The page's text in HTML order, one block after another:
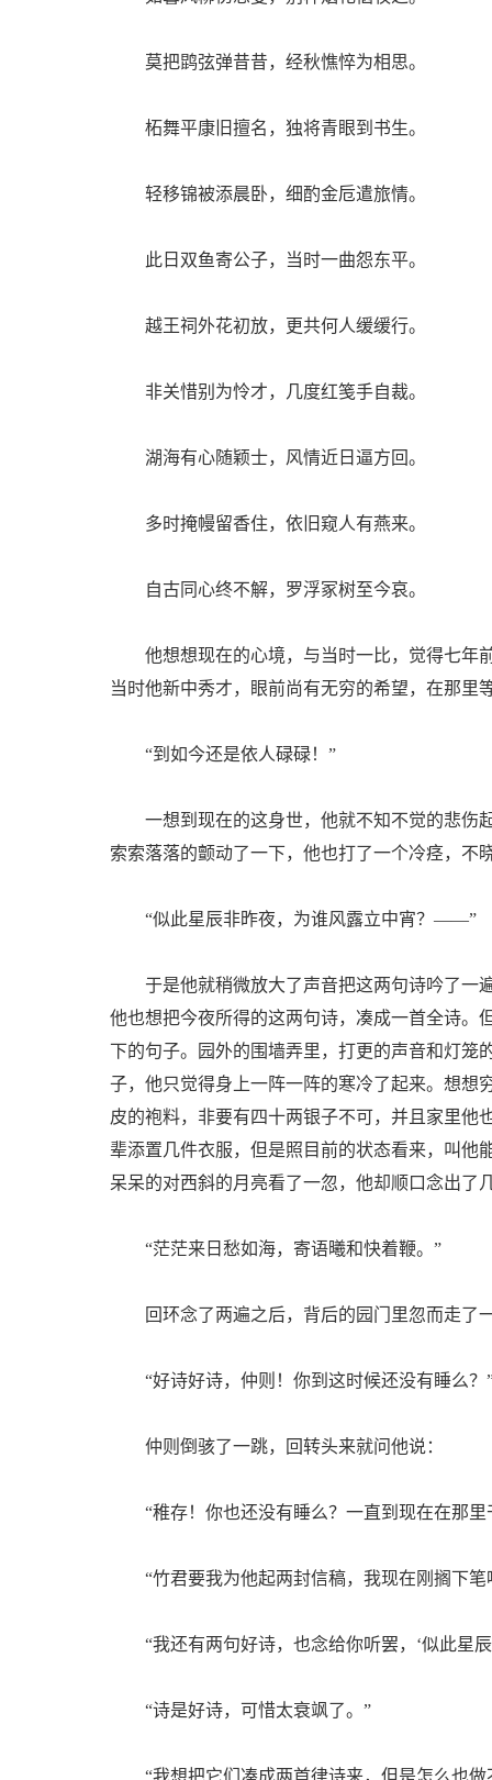
莫把鹍弦弹昔昔，经秋憔悴为相思。
柘舞平康旧擅名，独将青眼到书生。
轻移锦被添晨卧，细酌金卮遣旅情。
此日双鱼寄公子，当时一曲怨东平。
越王祠外花初放，更共何人缓缓行。
非关惜别为怜才，几度红笺手自裁。
湖海有心随颖士，风情近日逼方回。
多时掩幔留香住，依旧窥人有燕来。
自古同心终不解，罗浮冢树至今哀。
他想想现在的心境，与当时一比，觉得七年
当时他新中秀才，眼前尚有无穷的希望，在那里
“到如今还是依人碌碌！”
一想到现在的这身世，他就不知不觉的悲伤
索索落落的颤动了一下，他也打了一个冷痉，不
“似此星辰非昨夜，为谁风露立中宵？——”
于是他就稍微放大了声音把这两句诗吟了一
他也想把今夜所得的这两句诗，凑成一首全诗。
下的句子。园外的围墙弄里，打更的声音和灯笼
子，他只觉得身上一阵一阵的寒冷了起来。想想
皮的袍料，非要有四十两银子不可，并且家里他
辈添置几件衣服，但是照目前的状态看来，叫他
呆呆的对西斜的月亮看了一忽，他却顺口念出了
“茫茫来日愁如海，寄语曦和快着鞭。”
回环念了两遍之后，背后的园门里忽而走了
“好诗好诗，仲则！你到这时候还没有睡么？
仲则倒骇了一跳，回转头来就问他说：
“稚存！你也还没有睡么？一直到现在在那里
“竹君要我为他起两封信稿，我现在刚搁下笔
“我还有两句好诗，也念给你听罢，‘似此星辰
“诗是好诗，可惜太衰飒了。”
“我想把它们凑成两首律诗来，但是怎么也做